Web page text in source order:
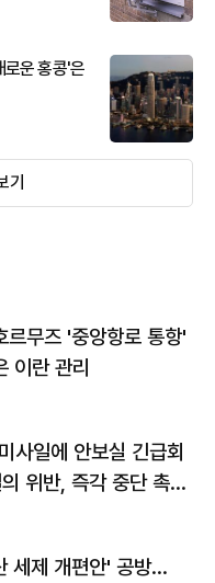
로운 홍콩'은
기
르무즈 '중앙항로 통항'
이란 관리
사일에 안보실 긴급회
위반, 즉각 중단 촉
세제 개편안' 공방…